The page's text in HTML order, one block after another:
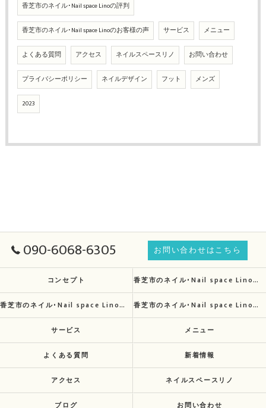
香芝市のネイル･Nail space Linoの評判
香芝市のネイル･Nail space Linoのお客様の声 サービス メニュー
よくある質問 アクセス ネイルスペースリノ お問い合わせ
プライバシーポリシー ネイルデザイン フット メンズ
2023
090-6068-6305 お問い合わせはこちら
コンセプト 香芝市のネイル･Nail space Linoの口コミ情報
香芝市のネイル･Nail space Linoの評判 香芝市のネイル･Nail space Linoのお客様の声
サービス メニュー
よくある質問 新着情報
アクセス ネイルスペースリノ
ブログ お問い合わせ